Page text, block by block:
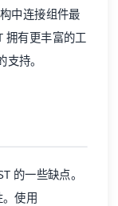
中连接组件最
拥有更丰富的工
持。
的一些缺点。
使用